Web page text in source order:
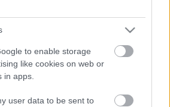
to enable storage
like cookies on web or
in apps.
user data to be sent to
kalandok. Ennél jobb dolog
mert a színvonal
újra izgalmas események
bele. A Panthera és a mi
összekapcsolódik, miközben
bővül a sorozat univerzuma,